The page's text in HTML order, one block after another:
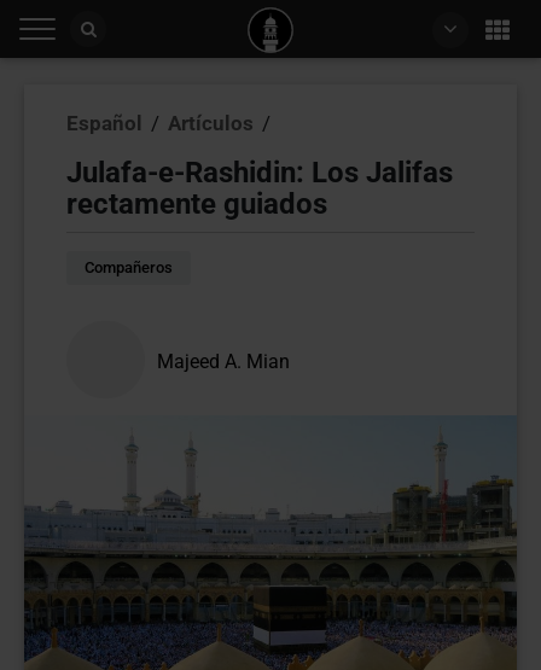
Español / Artículos /
Julafa-e-Rashidin: Los Jalifas
rectamente guiados
Compañeros
Majeed A. Mian